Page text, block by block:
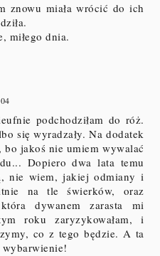
znowu miała wrócić do ich
miłego dnia.
podchodziłam do róż.
się wyradzały. Na dodatek
bo jakoś nie umiem wywalać
Dopiero dwa lata temu
nie wiem, jakiej odmiany i
na tle świerków, oraz
dywanem zarasta mi
roku zaryzykowałam, i
co z tego będzie. A ta
wybarwienie!